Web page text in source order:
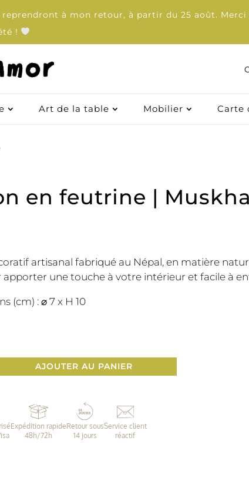
à mon retour, à partir du 25 août.
!
Art de la table Mobilier Carte
Art de la table Mobilier Carte
en feutrine |
artisanal fabriqué au Népal, en matière
apporter une touche à votre intérieur et facile à
(cm) : ⌀ 7 x H 10
AJOUTER AU PANIER
Expédition rapide
48h/72h
Retour sous
14 jours
Service client
réactif